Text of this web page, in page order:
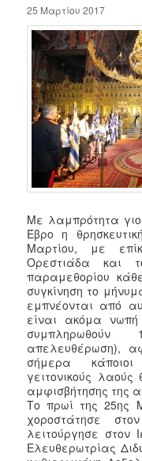
25 Μαρτίου 2017
Με λαμπρότητα
Έβρο η
Μαρτίου, με
Ορεστιάδα και
παραμεθορίου
συγκίνηση το
εμπνέονται από
είναι ακόμα
απελευθέρωση),
σήμερα
γειτονικούς
αμφισβήτησης της
Το πρωί της 25ης
χοροστάτησε
λειτούργησε στον
Ελευθερωτρίας